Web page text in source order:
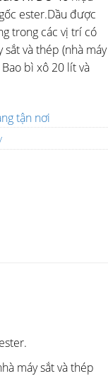
ester.Dầu được
trong các vị trí có
sắt và thép (nhà máy
bì xô 20 lít và
tận nơi
máy sắt và thép